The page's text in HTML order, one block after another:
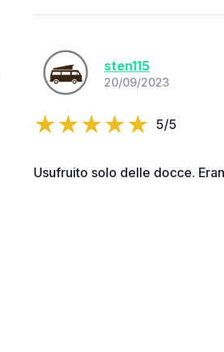
sten115
20/09/2023
5/5
Usufruito solo delle docce.